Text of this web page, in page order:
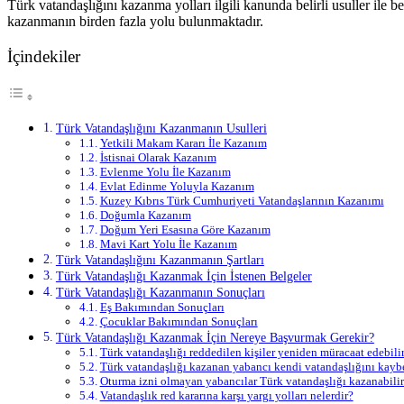
Türk vatandaşlığını kazanma yolları ilgili kanunda belirli usuller ile
kazanmanın birden fazla yolu bulunmaktadır.
İçindekiler
Türk Vatandaşlığını Kazanmanın Usulleri
Yetkili Makam Kararı İle Kazanım
İstisnai Olarak Kazanım
Evlenme Yolu İle Kazanım
Evlat Edinme Yoluyla Kazanım
Kuzey Kıbrıs Türk Cumhuriyeti Vatandaşlarının Kazanımı
Doğumla Kazanım
Doğum Yeri Esasına Göre Kazanım
Mavi Kart Yolu İle Kazanım
Türk Vatandaşlığını Kazanmanın Şartları
Türk Vatandaşlığı Kazanmak İçin İstenen Belgeler
Türk Vatandaşlığı Kazanmanın Sonuçları
Eş Bakımından Sonuçları
Çocuklar Bakımından Sonuçları
Türk Vatandaşlığı Kazanmak İçin Nereye Başvurmak Gerekir?
Türk vatandaşlığı reddedilen kişiler yeniden müracaat
Türk vatandaşlığı kazanan yabancı kendi vatandaşlığını
Oturma izni olmayan yabancılar Türk vatandaşlığı
Vatandaşlık red kararına karşı yargı yolları nelerdir?